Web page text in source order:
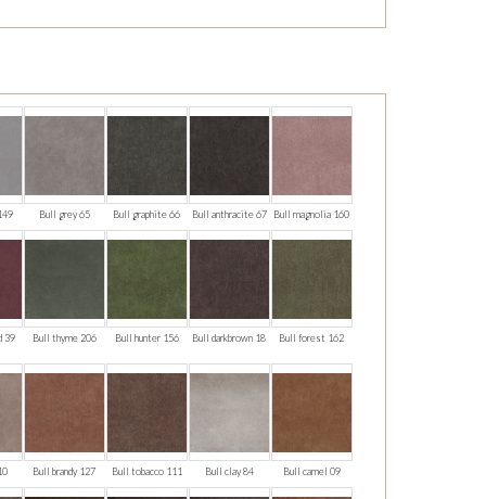
Bull grey 65 Bull graphite 66 Bull anthracite 67 Bull magnolia 160
39 Bull thyme 206 Bull hunter 156 Bull darkbrown 18 Bull forest 162
Bull brandy 127 Bull tobacco 111 Bull clay 84 Bull camel 09